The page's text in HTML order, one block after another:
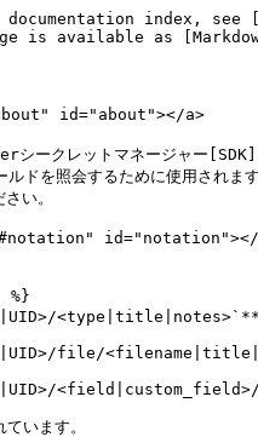
documentation index,
is available as
id="about"></a>
シークレットマネージ
ルドを照会するために使用さ
い。
id="notation"></
<type|title|notes>`**
file/
います。